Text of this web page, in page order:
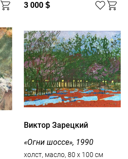
3 000 $
Виктор Зарецкий
«Огни шоссе», 1990
холст, масло, 80 x 100 см